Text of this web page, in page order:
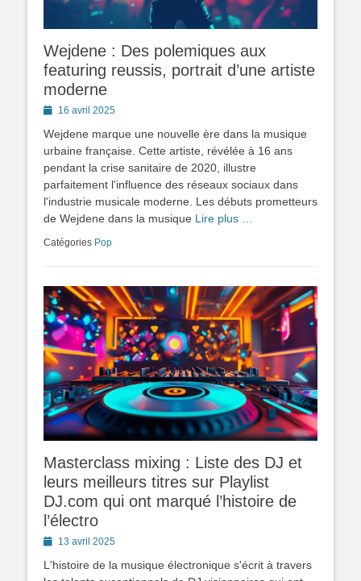
Wejdene : Des polemiques aux
featuring reussis, portrait d’une artiste
moderne
Posted16 avril 2025
Wejdene marque une nouvelle ère dans la musique
urbaine française. Cette artiste, révélée à 16 ans
pendant la crise sanitaire de 2020, illustre
parfaitement l'influence des réseaux sociaux dans
l'industrie musicale moderne. Les débuts prometteurs
de Wejdene dans la musique Lire plus …
Catégories Pop
Masterclass mixing : Liste des DJ et
leurs meilleurs titres sur Playlist
DJ.com qui ont marqué l’histoire de
l’électro
Posted13 avril 2025
L'histoire de la musique électronique s'écrit à travers